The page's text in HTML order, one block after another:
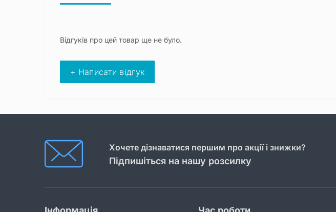
Відгуків про цей товар ще не було.
+ Написати відгук
Хочете дізнаватися першим про акції і знижки?
Підпишіться на нашу розсилку